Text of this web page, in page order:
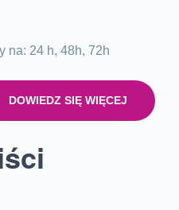
na: 24 h, 48h, 72h
DOWIEDZ SIĘ WIĘCEJ